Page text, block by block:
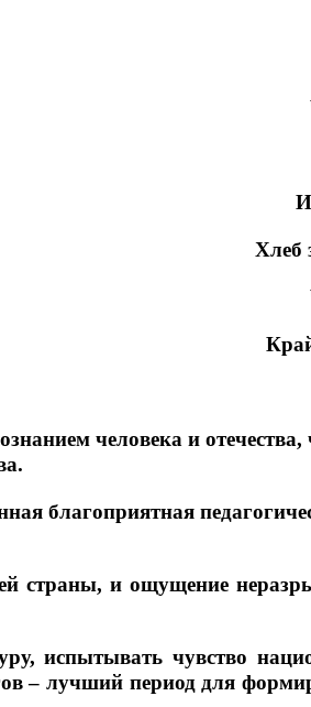
Хлеб
человека и
благоприятная
страны, и ощущение
испытывать чувство
– лучший период для